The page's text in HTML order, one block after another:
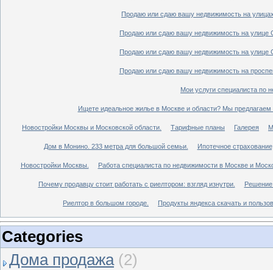
Продаю или сдаю вашу недвижимость на
Продаю или сдаю вашу недвижимость на улице
Продаю или сдаю вашу недвижимость на улице
Продаю или сдаю вашу недвижимость на
Мои услуги специалиста по
Ищете идеальное жилье в Москве и области? Мы
Новостройки Москвы и Московской области. Тарифные планы Галерея
Дом в Монино. 233 метра для большой семьи. Ипотечное
Новостройки Москвы. Работа специалиста по недвижимости в Москве и
Почему продавцу стоит работать с риелтором: взгляд изнутри.
Риелтор в большом городе. Продукты яндекса скачать и
Categories
Дома продажа (2)